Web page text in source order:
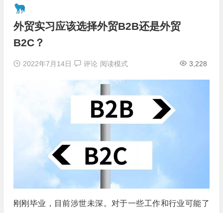
外贸实习应该选择外贸B2B还是外贸
B2C？
2022年7月14日 评论 3,228
阅读模式
刚刚毕业，目前涉世未深。对于一些工作和行业可能了